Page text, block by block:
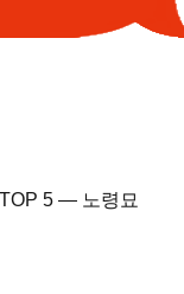
5 — 노령묘